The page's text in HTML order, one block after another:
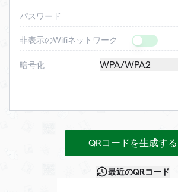
パスワード
非表示のWifiネットワーク Is Hidden
暗号化 WPA/WPA2
QRコードを生成する
最近のQRコード